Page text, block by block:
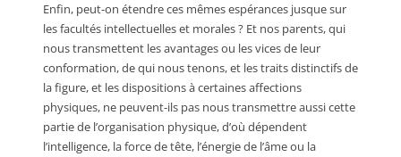
Enfin, peut-on étendre ces mêmes espérances jusque sur
les facultés intellectuelles et morales ? Et nos parents, qui
nous transmettent les avantages ou les vices de leur
conformation, de qui nous tenons, et les traits distinctifs de
la figure, et les dispositions à certaines affections
physiques, ne peuvent-ils pas nous transmettre aussi cette
partie de l’organisation physique, d’où dépendent
l’intelligence, la force de tête, l’énergie de l’âme ou la